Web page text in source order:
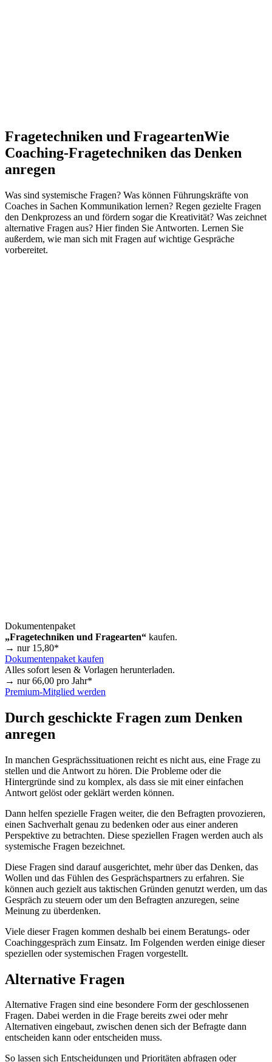
Fragetechniken und FrageartenWie
Coaching-Fragetechniken das Denken
anregen
Was sind systemische Fragen? Was können Führungskräfte von
Coaches in Sachen Kommunikation lernen? Regen gezielte Fragen
den Denkprozess an und fördern sogar die Kreativität? Was zeichnet
alternative Fragen aus? Hier finden Sie Antworten. Lernen Sie
außerdem, wie man sich mit Fragen auf wichtige Gespräche
vorbereitet.
Dokumentenpaket
„Fragetechniken und Fragearten“ kaufen.
→ nur 15,80*
Dokumentenpaket kaufen
Alles sofort lesen & Vorlagen herunterladen.
→ nur66,00 pro Jahr*
Premium-Mitglied werden
Durch geschickte Fragen zum Denken
anregen
In manchen Gesprächssituationen reicht es nicht aus, eine Frage zu
stellen und die Antwort zu hören. Die Probleme oder die
Hintergründe sind zu komplex, als dass sie mit einer einfachen
Antwort gelöst oder geklärt werden können.
Dann helfen spezielle Fragen weiter, die den Befragten provozieren,
einen Sachverhalt genau zu bedenken oder aus einer anderen
Perspektive zu betrachten. Diese speziellen Fragen werden auch als
systemische Fragen bezeichnet.
Diese Fragen sind darauf ausgerichtet, mehr über das Denken, das
Wollen und das Fühlen des Gesprächspartners zu erfahren. Sie
können auch gezielt aus taktischen Gründen genutzt werden, um das
Gespräch zu steuern oder um den Befragten anzuregen, seine
Meinung zu überdenken.
Viele dieser Fragen kommen deshalb bei einem Beratungs- oder
Coachinggespräch zum Einsatz. Im Folgenden werden einige dieser
speziellen oder systemischen Fragen vorgestellt.
Alternative Fragen
Alternative Fragen sind eine besondere Form der geschlossenen
Fragen. Dabei werden in die Frage bereits zwei oder mehr
Alternativen eingebaut, zwischen denen sich der Befragte dann
entscheiden kann oder entscheiden muss.
So lassen sich Entscheidungen und Prioritäten abfragen oder